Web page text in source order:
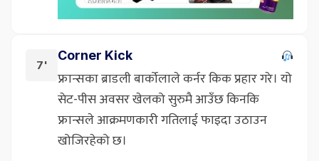
7'
Corner Kick
फ्रान्सका ब्राडली बार्कोलाले कर्नर किक प्रहार गरे। यो
सेट-पीस अवसर खेलको सुरुमै आउँछ किनकि
फ्रान्सले आक्रमणकारी गतिलाई फाइदा उठाउन
खोजिरहेको छ।